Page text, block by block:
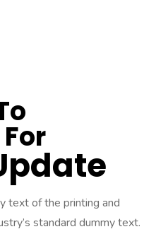
text of the printing and
standard dummy text.